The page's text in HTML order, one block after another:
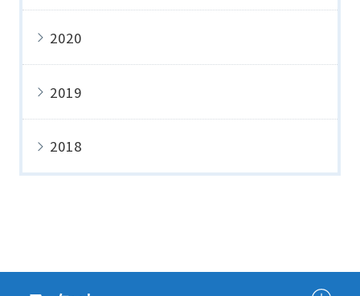
2020
2019
2018